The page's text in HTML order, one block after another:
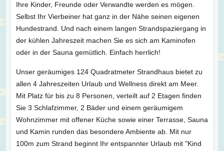
Ihre Kinder, Freunde oder Verwandte werden es mögen.
Selbst Ihr Vierbeiner hat ganz in der Nähe seinen eigenen
Hundestrand. Und nach einem langen Strandspaziergang in
der kühlen Jahreszeit machen Sie es sich am Kaminofen
oder in der Sauna gemütlich. Einfach herrlich!
Unser geräumiges 124 Quadratmeter Strandhaus bietet zu
allen 4 Jahreszeiten Urlaub und Wellness direkt am Meer.
Mit Platz für bis zu 8 Personen, verteilt auf 2 Etagen finden
Sie 3 Schlafzimmer, 2 Bäder und einem geräumigem
Wohnzimmer mit offener Küche sowie einer Terrasse, Sauna
und Kamin runden das besondere Ambiente ab. Mit nur
100m zum Strand beginnt Ihr entspannter Urlaub mit "Kind